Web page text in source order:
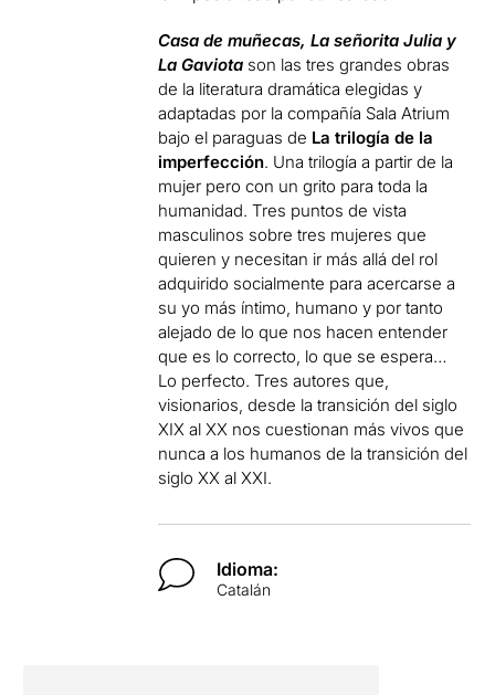
Casa de muñecas, La señorita Julia y
La Gaviota son las tres grandes obras
de la literatura dramática elegidas y
adaptadas por la compañía Sala Atrium
bajo el paraguas de La trilogía de la
imperfección. Una trilogía a partir de la
mujer pero con un grito para toda la
humanidad. Tres puntos de vista
masculinos sobre tres mujeres que
quieren y necesitan ir más allá del rol
adquirido socialmente para acercarse a
su yo más íntimo, humano y por tanto
alejado de lo que nos hacen entender
que es lo correcto, lo que se espera…
Lo perfecto. Tres autores que,
visionarios, desde la transición del siglo
XIX al XX nos cuestionan más vivos que
nunca a los humanos de la transición del
siglo XX al XXI.
Idioma:
Catalán